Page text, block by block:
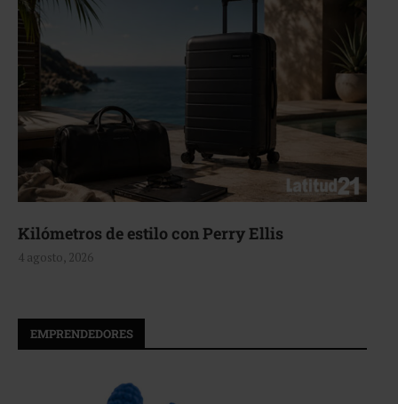
Aerie, texturas que fluyen
4 agosto, 2026
EMPRENDEDORES